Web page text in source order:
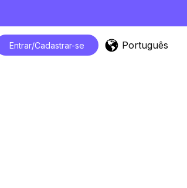
Entrar/Cadastrar-se Português